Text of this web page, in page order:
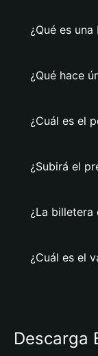
¿Qué es
¿Qué hace
¿Cuál es el
¿Subirá el
¿La billetera
¿Cuál es el
Descarga